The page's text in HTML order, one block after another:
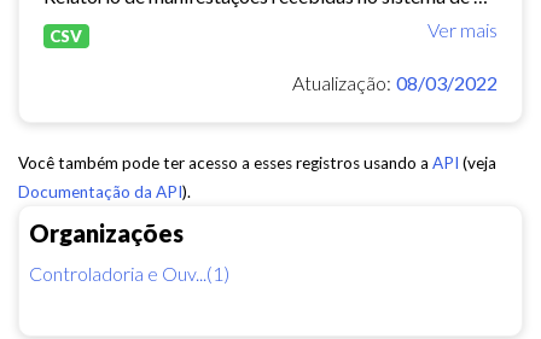
Organizações
Controladoria e Ouv...(1)
Ver mais
CSV
Atualização: 08/03/2022
Você também pode ter acesso a esses registros usando a API (veja
Documentação da API).